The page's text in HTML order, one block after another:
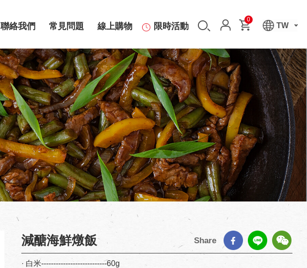
聯絡我們 常見問題 線上購物 限時活動 TW
0
減醣海鮮燉飯 Share
· 白米---------------------------60g